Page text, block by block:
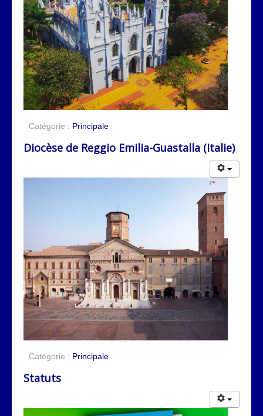
Catégorie : Principale
Diocèse de Reggio Emilia-Guastalla (Italie)
Catégorie : Principale
Statuts